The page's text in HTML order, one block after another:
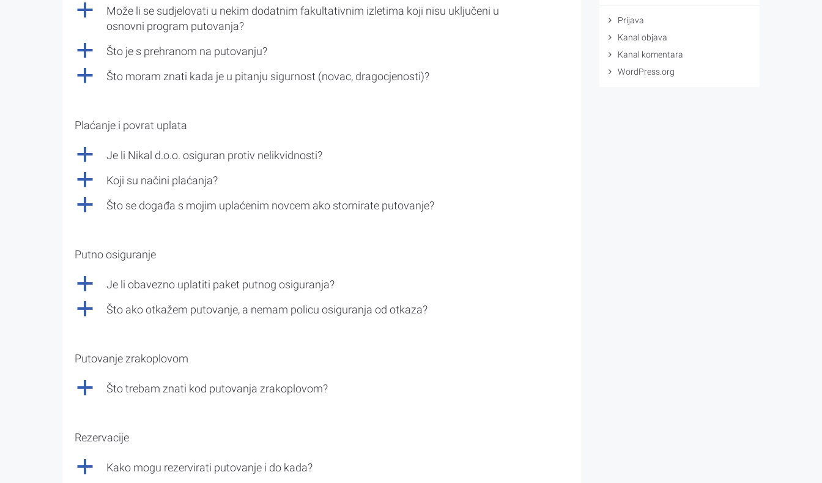
a
Može li se sudjelovati u nekim dodatnim fakultativnim izletima koji nisu uključeni u
osnovni program putovanja?
a Što je s prehranom na putovanju?
a Što moram znati kada je u pitanju sigurnost (novac, dragocjenosti)?
Plaćanje i povrat uplata
a Je li Nikal d.o.o. osiguran protiv nelikvidnosti?
a Koji su načini plaćanja?
a Što se događa s mojim uplaćenim novcem ako stornirate putovanje?
Putno osiguranje
a Je li obavezno uplatiti paket putnog osiguranja?
a Što ako otkažem putovanje, a nemam policu osiguranja od otkaza?
Putovanje zrakoplovom
a Što trebam znati kod putovanja zrakoplovom?
Rezervacije
a Kako mogu rezervirati putovanje i do kada?
Prijava
Kanal objava
Kanal komentara
WordPress.org